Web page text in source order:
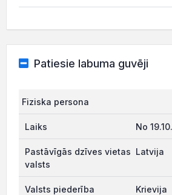
Patiesie labuma guvēji
Fiziska persona
No
Latvija
Krievija